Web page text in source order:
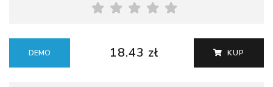
DEMO 18.43 zł KUP